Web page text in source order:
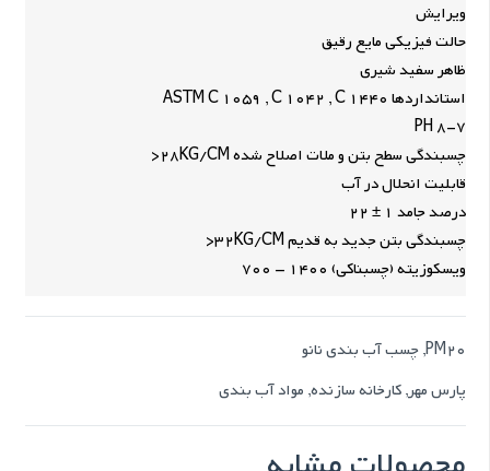
ویرایش
حالت فیزیکی مایع رقیق
ظاهر سفید شیری
استانداردها ASTM C 1059 , C 1042 , C 1440
PH 8-7
چسبندگی سطح بتن و ملات اصلاح شده 28KG/CM<
قابلیت انحلال در آب
درصد جامد 1 ± 22
چسبندگی بتن جدید به قدیم 32KG/CM<
ویسکوزیته (چسبناکی) 1400 – 700
PM20
,چسب آب بندی نانو
پارس مهر,کارخانه سازنده, مواد آب بندی